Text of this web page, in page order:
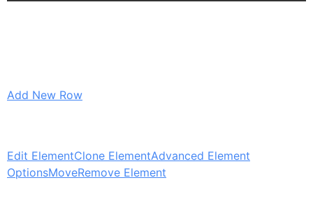
Add New Row
Edit ElementClone ElementAdvanced Element
OptionsMoveRemove Element